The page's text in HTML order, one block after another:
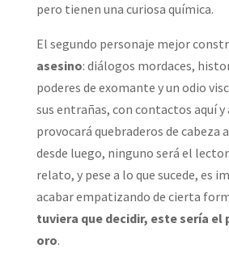
pero tienen una curiosa química.
El segundo personaje mejor
asesino: diálogos mordaces,
poderes de exomante y un odio
sus entrañas, con contactos aquí y
provocará quebraderos de cabeza
desde luego, ninguno será el
relato, y pese a lo que sucede, es
acabar empatizando de cierta
tuviera que decidir, este sería el
oro.